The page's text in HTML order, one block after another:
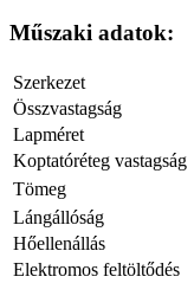
Műszaki adatok:
Szerkezet
Összvastagság
Lapméret
Koptatóréteg vastagság
Tömeg
Lángállóság
Hőellenállás
Elektromos feltöltődés